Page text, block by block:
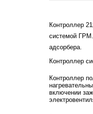
Контроллер
системой ГРМ.
адсорбера.
Контроллер
Контроллер
включении